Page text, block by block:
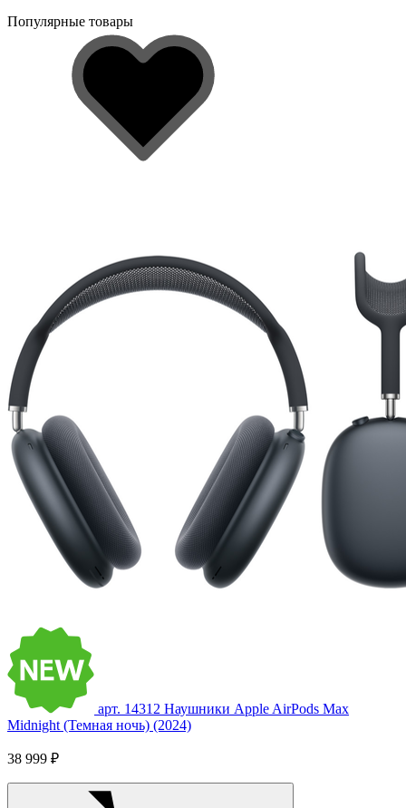
Популярные товары
арт. 14312 Наушники Apple AirPods Max
Midnight (Темная ночь) (2024)
38 999 ₽